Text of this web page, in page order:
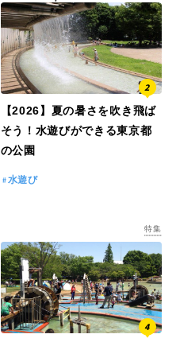
【2026】夏の暑さを吹き飛ば
そう！水遊びができる東京都
の公園
水遊び
特集